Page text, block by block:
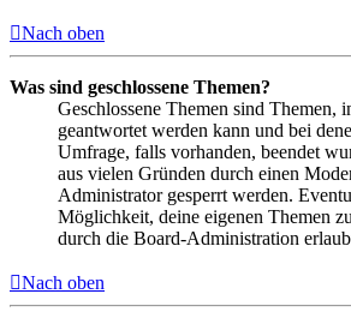
Nach oben
Was sind geschlossene Themen?
Geschlossene Themen sind Themen,
geantwortet werden kann und bei
Umfrage, falls vorhanden, beendet
aus vielen Gründen durch einen
Administrator gesperrt werden.
Möglichkeit, deine eigenen Themen
durch die Board-Administration
Nach oben